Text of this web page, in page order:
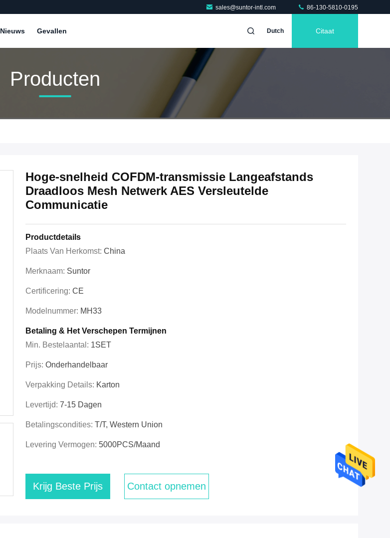
sales@suntor-intl.com 86-130-5810-0195
Nieuws Gevallen Dutch Citaat
Producten
Hoge-snelheid COFDM-transmissie Langeafstands
Draadloos Mesh Netwerk AES Versleutelde
Communicatie
Productdetails
Plaats Van Herkomst: China
Merknaam: Suntor
Certificering: CE
Modelnummer: MH33
Betaling & Het Verschepen Termijnen
Min. Bestelaantal: 1SET
Prijs: Onderhandelbaar
Verpakking Details: Karton
Levertijd: 7-15 Dagen
Betalingscondities: T/T, Western Union
Levering Vermogen: 5000PCS/Maand
Krijg Beste Prijs Contact opnemen